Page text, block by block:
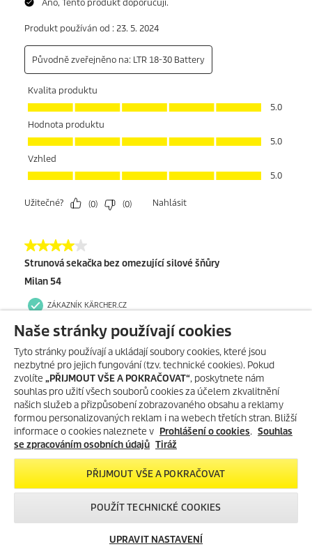
Naše stránky používají cookies
Tyto stránky používají a ukládají soubory cookies, které jsou
nezbytné pro jejich fungování (tzv. technické cookies). Pokud
zvolíte „PŘIJMOUT VŠE A POKRAČOVAT“, poskytnete nám
souhlas pro užití všech souborů cookies za účelem zkvalitnění
našich služeb a přizpůsobení zobrazovaného obsahu a reklamy
formou personalizovaných reklam i na webech třetích stran. Bližší
informace o cookies naleznete v Prohlášení o cookies. Souhlas
se zpracováním osobních údajů Tiráž
PŘIJMOUT VŠE A POKRAČOVAT
POUŽÍT TECHNICKÉ COOKIES
UPRAVIT NASTAVENÍ